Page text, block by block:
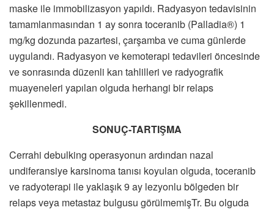
maske ile immobilizasyon yapıldı. Radyasyon tedavisinin
tamamlanmasından 1 ay sonra toceranib (Palladia®) 1
mg/kg dozunda pazartesi, çarşamba ve cuma günlerde
uygulandı. Radyasyon ve kemoterapi tedavileri öncesinde
ve sonrasında düzenli kan tahlilleri ve radyografik
muayeneleri yapılan olguda herhangi bir relaps
şekillenmedi.
SONUÇ-TARTIŞMA
Cerrahi debulking operasyonun ardından nazal
undiferansiye karsinoma tanısı koyulan olguda, toceranib
ve radyoterapi ile yaklaşık 9 ay lezyonlu bölgeden bir
relaps veya metastaz bulgusu görülmemişTr. Bu olguda